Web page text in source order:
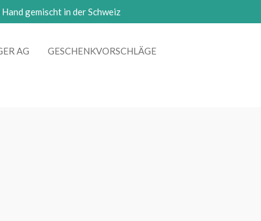
Hand gemischt in der Schweiz
AG GESCHENKVORSCHLÄGE